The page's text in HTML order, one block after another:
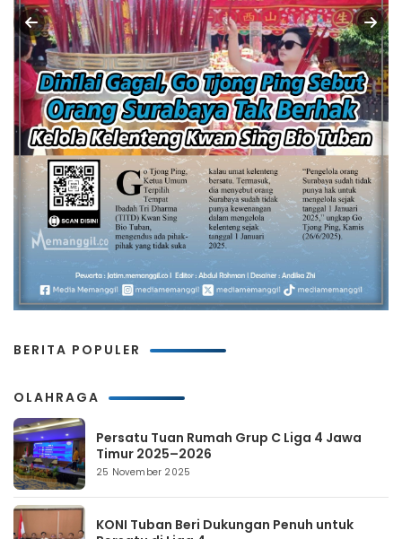
BERITA POPULER
OLAHRAGA
Persatu Tuan Rumah Grup C Liga 4 Jawa
Timur 2025–2026
25 November 2025
KONI Tuban Beri Dukungan Penuh untuk